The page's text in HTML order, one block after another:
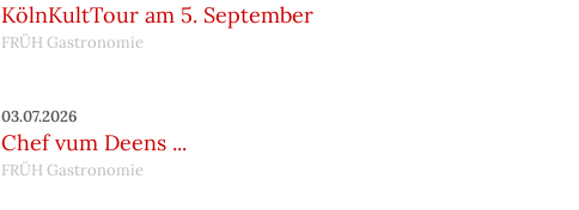
KölnKultTour am 5. September
FRÜH Gastronomie
03.07.2026
Chef vum Deens ...
FRÜH Gastronomie